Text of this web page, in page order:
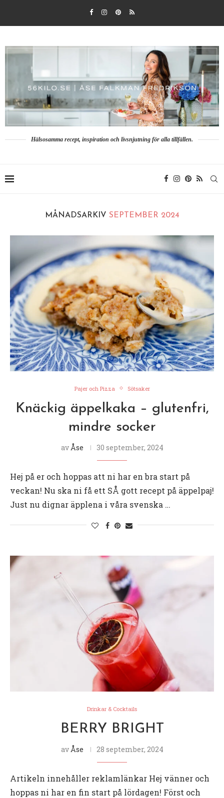
Hälsosamma recept, inspiration och livsnjutning för alla tillfällen.
MÅNADSARKIV SEPTEMBER 2024
Pajer och Pizza Sötsaker
Knäckig äppelkaka – glutenfri,
mindre socker
av Åse 30 september, 2024
Hej på er och hoppas att ni har en bra start på
veckan! Nu ska ni få ett SÅ gott recept på äppelpaj!
Just nu dignar äpplena i våra svenska …
Drinkar & Cocktails
BERRY BRIGHT
av Åse 28 september, 2024
Artikeln innehåller reklamlänkar Hej vänner och
hoppas ni har en fin start på lördagen! Först och